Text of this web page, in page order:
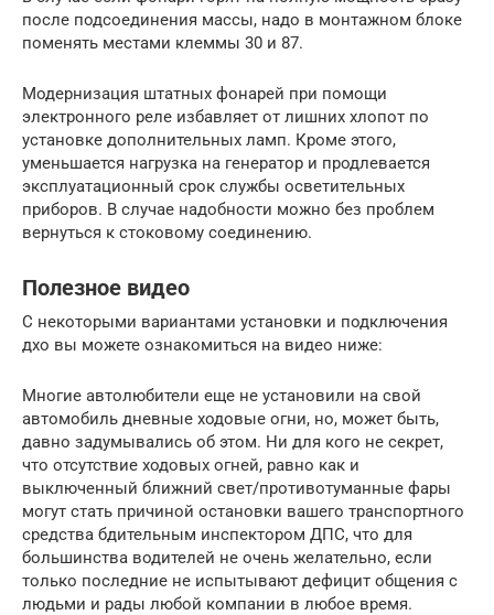
после подсоединения массы, надо в монтажном блоке
поменять местами клеммы 30 и 87.
Модернизация штатных фонарей при помощи
электронного реле избавляет от лишних хлопот по
установке дополнительных ламп. Кроме этого,
уменьшается нагрузка на генератор и продлевается
эксплуатационный срок службы осветительных
приборов. В случае надобности можно без проблем
вернуться к стоковому соединению.
Полезное видео
С некоторыми вариантами установки и подключения
дхо вы можете ознакомиться на видео ниже:
Многие автолюбители еще не установили на свой
автомобиль дневные ходовые огни, но, может быть,
давно задумывались об этом. Ни для кого не секрет,
что отсутствие ходовых огней, равно как и
выключенный ближний свет/противотуманные фары
могут стать причиной остановки вашего транспортного
средства бдительным инспектором ДПС, что для
большинства водителей не очень желательно, если
только последние не испытывают дефицит общения с
людьми и рады любой компании в любое время.